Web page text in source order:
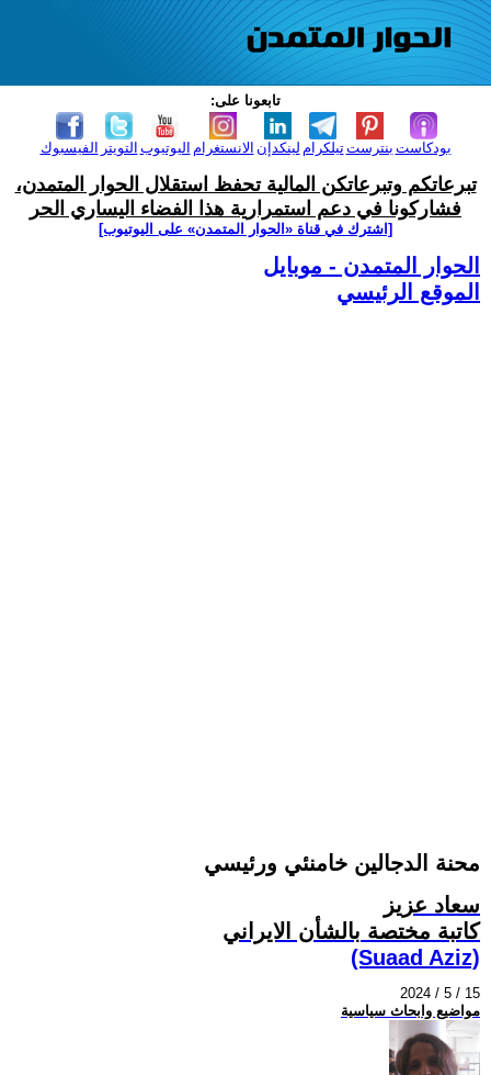
تابعونا على:
الفيسبوك التويتر اليوتيوب الانستغرام لينكدإن تيلكرامبنترست بودكاست
تبرعاتكم وتبرعاتكن المالية تحفظ استقلال الحوار المتمدن،
فشاركونا في دعم استمرارية هذا الفضاء اليساري الحر
[اشترك في قناة ‫«الحوار المتمدن» على اليوتيوب]
الحوار المتمدن - موبايل
الموقع الرئيسي
محنة الدجالين خامنئي ورئيسي
سعاد عزيز
کاتبة مختصة بالشأن الايراني
(Suaad Aziz)
2024 / 5 / 15
مواضيع وابحاث سياسية